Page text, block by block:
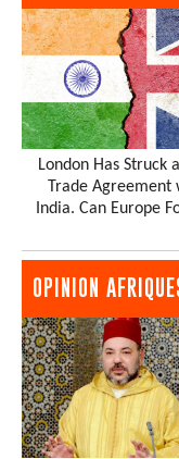
London Has Struck
Trade Agreement
India. Can Europe
OPINION